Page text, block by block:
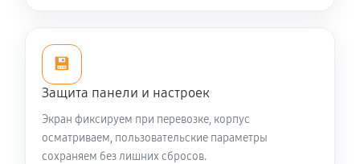
Замена трансформаторов подсветки
1620 руб 60 минут
💾
Защита панели и настроек
Экран фиксируем при перевозке, корпус
осматриваем, пользовательские параметры
сохраняем без лишних сбросов.